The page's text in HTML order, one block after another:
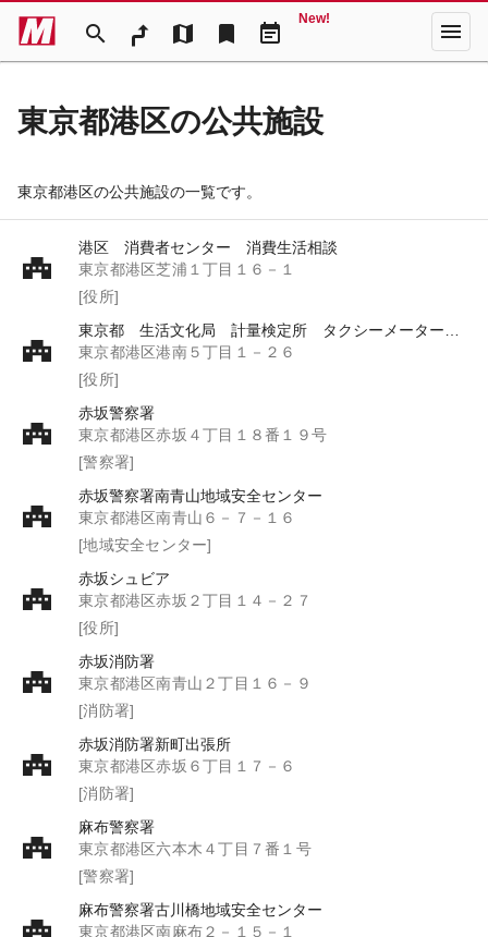
search map bookmark event_note
New! menu
東京都港区の公共施設
東京都港区の公共施設の一覧です。
港区 消費者センター 消費生活相談
東京都港区芝浦１丁目１６－１
[役所]
東京都 生活文化局 計量検定所 タクシーメーター港南検査場
東京都港区港南５丁目１－２６
[役所]
赤坂警察署
東京都港区赤坂４丁目１８番１９号
[警察署]
赤坂警察署南青山地域安全センター
東京都港区南青山６－７－１６
[地域安全センター]
赤坂シュビア
東京都港区赤坂２丁目１４－２７
[役所]
赤坂消防署
東京都港区南青山２丁目１６－９
[消防署]
赤坂消防署新町出張所
東京都港区赤坂６丁目１７－６
[消防署]
麻布警察署
東京都港区六本木４丁目７番１号
[警察署]
麻布警察署古川橋地域安全センター
東京都港区南麻布２－１５－１